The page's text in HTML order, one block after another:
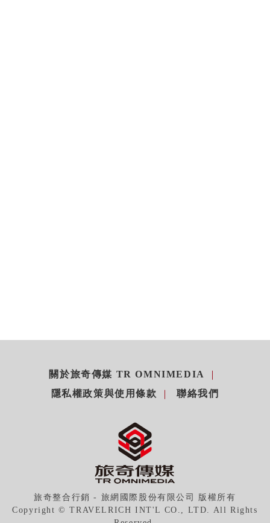
關於旅奇傳媒 TR OMNIMEDIA
隱私權政策與使用條款
聯絡我們
旅奇整合行銷 - 旅網國際股份有限公司 版權所有
Copyright © TRAVELRICH INT'L CO., LTD. All Rights